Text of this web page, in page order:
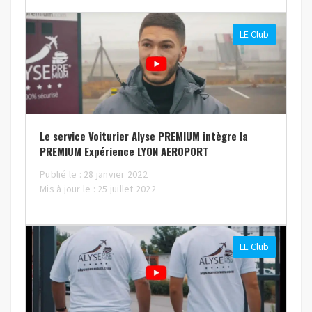
LE Club
Le service Voiturier Alyse PREMIUM intègre la
PREMIUM Expérience LYON AEROPORT
Publié le : 28 janvier 2022
Mis à jour le : 25 juillet 2022
LE Club